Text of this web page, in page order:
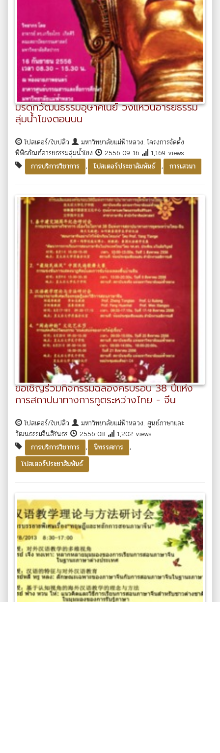
มรดกวัฒนธรรมอุษาคเนย์ วงแหวนอารยธรรม
ลุ่มน้ำโขงตอนบน
โปสเตอร์/ใบปลิว
มหาวิทยาลัยแม่ฟ้าหลวง. โครงการจัดตั้ง
พิพิธภัณฑ์อารยธรรมลุ่มน้ำโขง
2556-09-16
1,169 views
การบริการวิชาการ
, โปสเตอร์ประชาสัมพันธ์ , การเสวนา
ขอเชิญร่วมกิจกรรมฉลองครบรอบ 38 ปีแห่ง
การสถาปนาทางการทูตระหว่างไทย - จีน
โปสเตอร์/ใบปลิว
มหาวิทยาลัยแม่ฟ้าหลวง. ศูนย์ภาษาและ
วัฒนธรรมจีนสิรินธร
2556-08
1,202 views
การบริการวิชาการ
, นิทรรศการ
,
โปสเตอร์ประชาสัมพันธ์